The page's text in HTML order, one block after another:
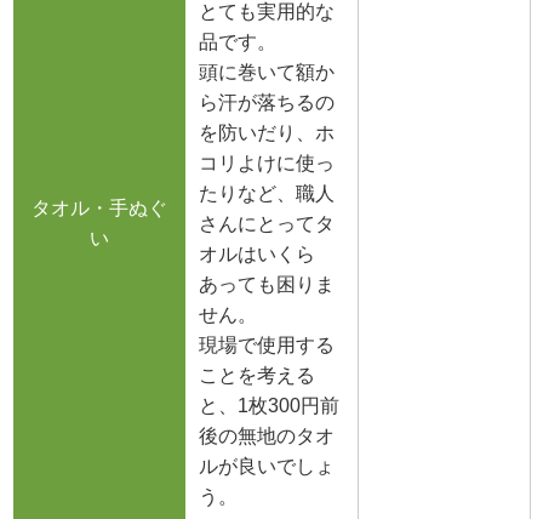
タオル・手ぬぐ
い
とても実用的な
品です。
頭に巻いて額か
ら汗が落ちるの
を防いだり、ホ
コリよけに使っ
たりなど、職人
さんにとってタ
オルはいくら
あっても困りま
せん。
現場で使用する
ことを考える
と、1枚300円前
後の無地のタオ
ルが良いでしょ
う。